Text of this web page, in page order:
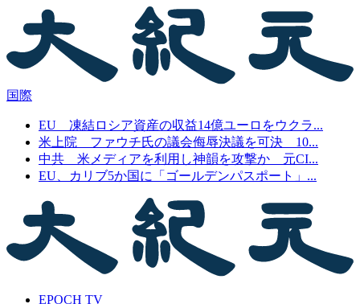
国際
EU 凍結ロシア資産の収益14億ユーロをウクラ...
米上院 ファウチ氏の議会侮辱決議を可決 10...
中共 米メディアを利用し神韻を攻撃か 元CI...
EU、カリブ5か国に「ゴールデンパスポート」...
EPOCH TV